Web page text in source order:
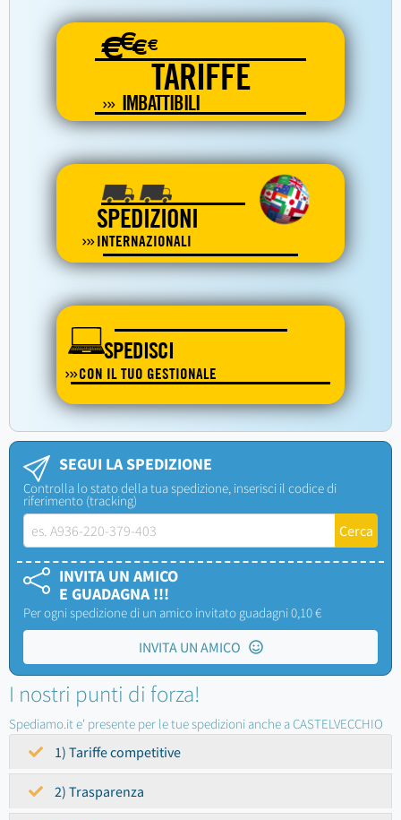
€€€€
TARIFFE
IMBATTIBILI
SPEDIZIONI
INTERNAZIONALI
SPEDISCI
CON IL TUO GESTIONALE
SEGUI LA SPEDIZIONE
Controlla lo stato della tua spedizione, inserisci il codice di
riferimento (tracking)
INVITA UN AMICO
E GUADAGNA !!!
Per ogni spedizione di un amico invitato guadagni 0,10 €
INVITA UN AMICO
I nostri punti di forza!
Spediamo.it e' presente per le tue spedizioni anche a CASTELVECCHIO
1) Tariffe competitive
2) Trasparenza